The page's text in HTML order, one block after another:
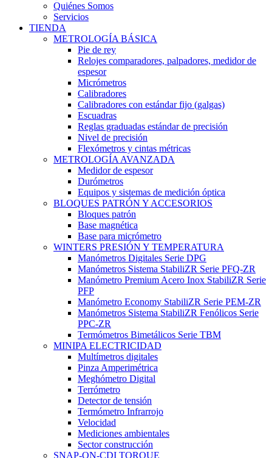
Quiénes Somos
Servicios
TIENDA
METROLOGÍA BÁSICA
Pie de rey
Relojes comparadores, palpadores, medidor de
espesor
Micrómetros
Calibradores
Calibradores con estándar fijo (galgas)
Escuadras
Reglas graduadas estándar de precisión
Nivel de precisión
Flexómetros y cintas métricas
METROLOGÍA AVANZADA
Medidor de espesor
Durómetros
Equipos y sistemas de medición óptica
BLOQUES PATRÓN Y ACCESORIOS
Bloques patrón
Base magnética
Base para micrómetro
WINTERS PRESIÓN Y TEMPERATURA
Manómetros Digitales Serie DPG
Manómetros Sistema StabiliZR Serie PFQ-ZR
Manómetro Premium Acero Inox StabiliZR Serie
PFP
Manómetro Economy StabiliZR Serie PEM-ZR
Manómetros Sistema StabiliZR Fenólicos Serie
PPC-ZR
Termómetros Bimetálicos Serie TBM
MINIPA ELECTRICIDAD
Multímetros digitales
Pinza Amperimétrica
Meghómetro Digital
Terrómetro
Detector de tensión
Termómetro Infrarrojo
Velocidad
Mediciones ambientales
Sector construcción
SNAP-ON-CDI TORQUE